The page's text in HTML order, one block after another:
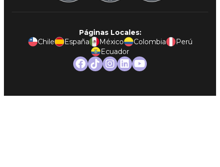
Páginas Locales:
Chile
España México Colombia
Perú
Ecuador